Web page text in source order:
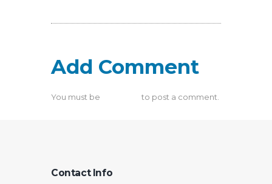
Add Comment
You must be to post a comment.
Contact Info